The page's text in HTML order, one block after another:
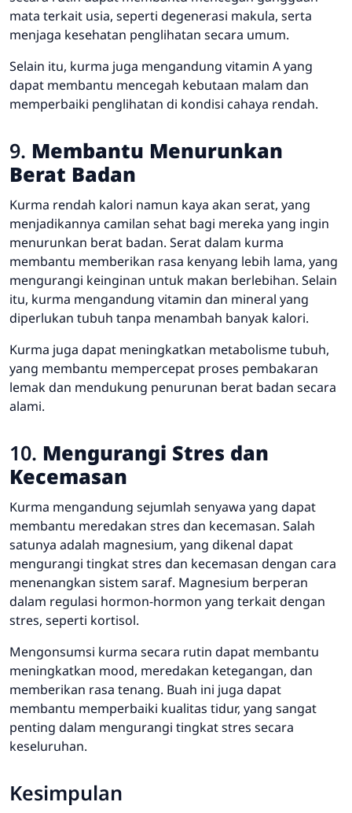
mata terkait usia, seperti degenerasi makula, serta
menjaga kesehatan penglihatan secara umum.
Selain itu, kurma juga mengandung vitamin A yang
dapat membantu mencegah kebutaan malam dan
memperbaiki penglihatan di kondisi cahaya rendah.
9. Membantu Menurunkan
Berat Badan
Kurma rendah kalori namun kaya akan serat, yang
menjadikannya camilan sehat bagi mereka yang ingin
menurunkan berat badan. Serat dalam kurma
membantu memberikan rasa kenyang lebih lama, yang
mengurangi keinginan untuk makan berlebihan. Selain
itu, kurma mengandung vitamin dan mineral yang
diperlukan tubuh tanpa menambah banyak kalori.
Kurma juga dapat meningkatkan metabolisme tubuh,
yang membantu mempercepat proses pembakaran
lemak dan mendukung penurunan berat badan secara
alami.
10. Mengurangi Stres dan
Kecemasan
Kurma mengandung sejumlah senyawa yang dapat
membantu meredakan stres dan kecemasan. Salah
satunya adalah magnesium, yang dikenal dapat
mengurangi tingkat stres dan kecemasan dengan cara
menenangkan sistem saraf. Magnesium berperan
dalam regulasi hormon-hormon yang terkait dengan
stres, seperti kortisol.
Mengonsumsi kurma secara rutin dapat membantu
meningkatkan mood, meredakan ketegangan, dan
memberikan rasa tenang. Buah ini juga dapat
membantu memperbaiki kualitas tidur, yang sangat
penting dalam mengurangi tingkat stres secara
keseluruhan.
Kesimpulan